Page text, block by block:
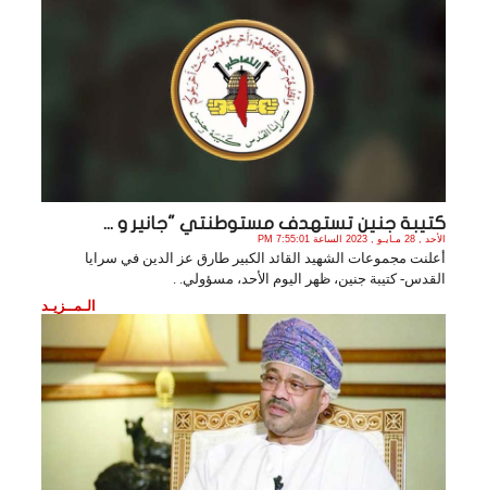
كتيبة جنين تستهدف مستوطنتي "جانير و ...
الأحد , 28 مـايـو , 2023 الساعة 7:55:01 PM
أعلنت مجموعات الشهيد القائد الكبير طارق عز الدين في سرايا
القدس- كتيبة جنين، ظهر اليوم الأحد، مسؤولي. .
الـمــزيـد